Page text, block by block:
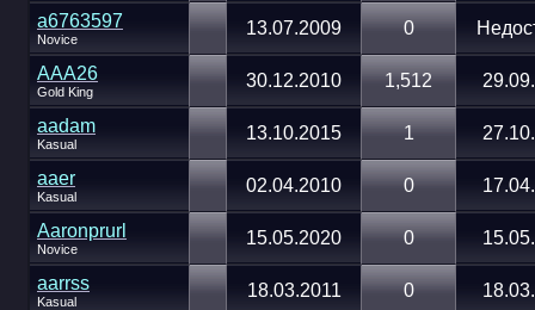
a6763597
Novice
13.07.2009 0
AAA26
Gold King
30.12.2010 1,512
aadam
Kasual
13.10.2015 1
aaer
Kasual
02.04.2010 0
Aaronprurl
Novice
15.05.2020 0
aarrss
Kasual
18.03.2011 0